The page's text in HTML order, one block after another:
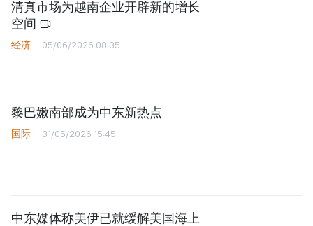
清真市场为越南企业开辟新的增长
空间
经济 05/06/2026 08:35
黎巴嫩南部成为中东新热点
国际 31/05/2026 15:45
中东媒体称美伊已就缓解美国海上